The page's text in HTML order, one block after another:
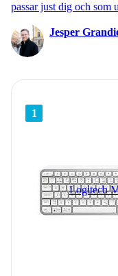
passar just dig och
Jesper
1
Logitech